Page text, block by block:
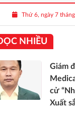
Nam Vinh
Thứ 6, ngày 7
NHIỀU
Giám
cử
Xuất